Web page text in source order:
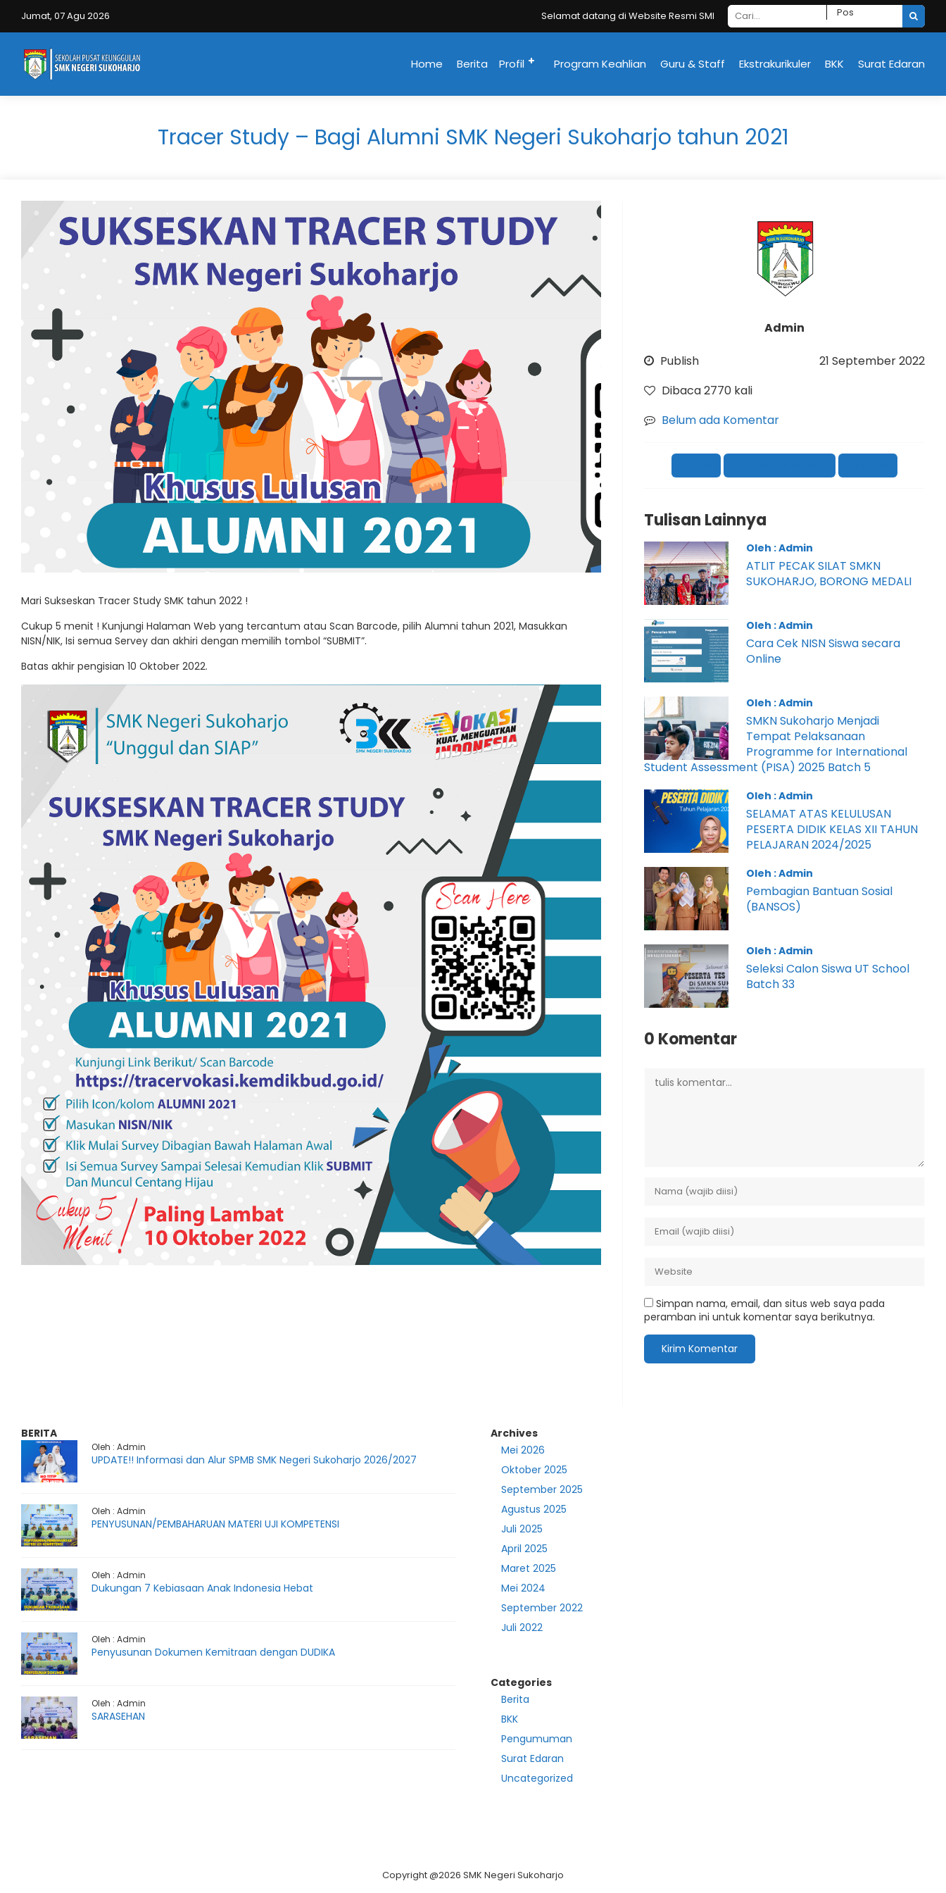
Jumat, 07 Agu 2026 Selamat datang di Website Resmi SMK Negeri Sukoharjo
Home Berita Profil Program Keahlian Guru & Staff Ekstrakurikuler BKK Surat Edaran
Tracer Study – Bagi Alumni SMK Negeri Sukoharjo tahun 2021
Mari Sukseskan Tracer Study SMK tahun 2022 !
Cukup 5 menit ! Kunjungi Halaman Web yang tercantum atau Scan Barcode, pilih Alumni tahun 2021, Masukkan
NISN/NIK, Isi semua Servey dan akhiri dengan memilih tombol “SUBMIT”.
Batas akhir pengisian 10 Oktober 2022.
Admin
Publish
21 September 2022
Dibaca 2770 kali
Belum ada Komentar
Tulisan Lainnya
Oleh : Admin
ATLIT PECAK SILAT SMKN
SUKOHARJO, BORONG MEDALI
Oleh : Admin
Cara Cek NISN Siswa secara
Online
Oleh : Admin
SMKN Sukoharjo Menjadi
Tempat Pelaksanaan
Programme for International
Student Assessment (PISA) 2025 Batch 5
Oleh : Admin
SELAMAT ATAS KELULUSAN
PESERTA DIDIK KELAS XII TAHUN
PELAJARAN 2024/2025
Oleh : Admin
Pembagian Bantuan Sosial
(BANSOS)
Oleh : Admin
Seleksi Calon Siswa UT School
Batch 33
0 Komentar
Simpan nama, email, dan situs web saya pada
peramban ini untuk komentar saya berikutnya.
BERITA
Oleh : Admin
UPDATE!! Informasi dan Alur SPMB SMK Negeri Sukoharjo 2026/2027
Oleh : Admin
PENYUSUNAN/PEMBAHARUAN MATERI UJI KOMPETENSI
Oleh : Admin
Dukungan 7 Kebiasaan Anak Indonesia Hebat
Oleh : Admin
Penyusunan Dokumen Kemitraan dengan DUDIKA
Oleh : Admin
SARASEHAN
Archives
Mei 2026
Oktober 2025
September 2025
Agustus 2025
Juli 2025
April 2025
Maret 2025
Mei 2024
September 2022
Juli 2022
Categories
Berita
BKK
Pengumuman
Surat Edaran
Uncategorized
Copyright @2026 SMK Negeri Sukoharjo